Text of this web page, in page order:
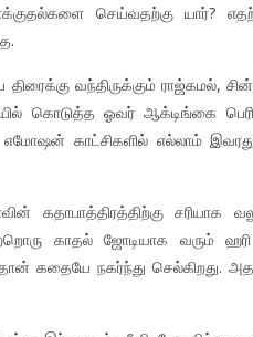
செய்வதற்கு யார்?
திரைக்கு வந்திருக்கும் ராஜ்கமல்,
கொடுத்த ஓவர் ஆக்டிங்கை
காட்சிகளில் எல்லாம் இவரது
கதாபாத்திரத்திற்கு சரியாக
மற்றொரு காதல் ஜோடியாக வரும்
கதையே நகர்ந்து செல்கிறது.